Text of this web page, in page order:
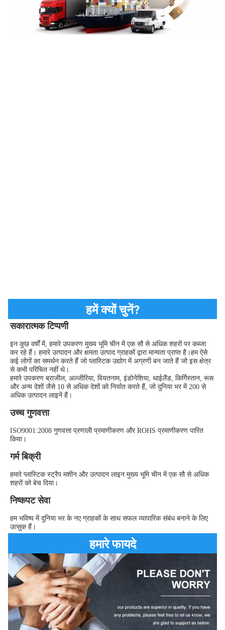
हमें क्यों चुनें?
सकारात्मक टिप्पणी
इन कुछ वर्षों में, हमारे उपकरण मुख्य भूमि चीन में एक सौ से अधिक शहरों पर कब्जा
कर रहे हैं। हमारे उत्पादन और क्षमता उत्पाद ग्राहकों द्वारा मान्यता प्राप्त है।हम ऐसे
कई लोगों का समर्थन करते हैं जो प्लास्टिक उद्योग में अग्रणी बन जाते हैं जो इस क्षेत्र
से कभी परिचित नहीं थे।.
हमारे उपकरण ब्राजील, अल्जीरिया, वियतनाम, इंडोनेशिया, थाईलैंड, किर्गिस्तान, रूस
और अन्य देशों जैसे 10 से अधिक देशों को निर्यात करते हैं, जो दुनिया भर में 200 से
अधिक उत्पादन लाइनें हैं।
उच्च गुणवत्ता
ISO9001:2008 गुणवत्ता प्रणाली प्रमाणीकरण और ROHS प्रमाणीकरण पारित
किया।
गर्म बिक्री
हमारे प्लास्टिक स्ट्रैप मशीन और उत्पादन लाइन मुख्य भूमि चीन में एक सौ से अधिक
शहरों को बेच दिया।
निष्कपट सेवा
हम भविष्य में दुनिया भर के नए ग्राहकों के साथ सफल व्यापारिक संबंध बनाने के लिए
उत्सुक हैं।
हमारे फायदे